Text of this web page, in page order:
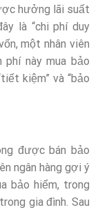
hưởng lãi suất
là “chi phí duy
một nhân viên
phí này mua bảo
kiệm” và “bảo
được bán bảo
ngân hàng gợi ý
bảo hiểm, trong
gia đình. Sau